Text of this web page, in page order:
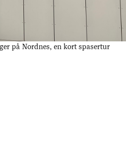
på Nordnes, en kort spasertur